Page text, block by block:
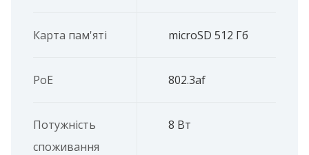
Карта пам'яті microSD 512 Гб
PoE 802.3af
Потужність
споживання
8 Вт